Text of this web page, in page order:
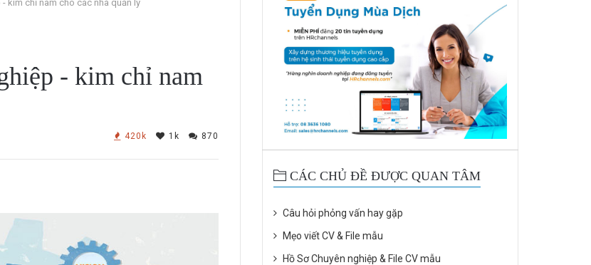
kim chỉ nam cho các nhà quản lý
- kim chỉ nam
420k 1k 870
CÁC CHỦ ĐỀ ĐƯỢC QUAN TÂM
Câu hỏi phỏng vấn hay gặp
Mẹo viết CV & File mẫu
Hồ Sơ Chuyên nghiệp & File CV mẫu